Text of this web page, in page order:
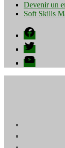
Devenir un
Soft Skills
Facebook
Twitter
YouTube